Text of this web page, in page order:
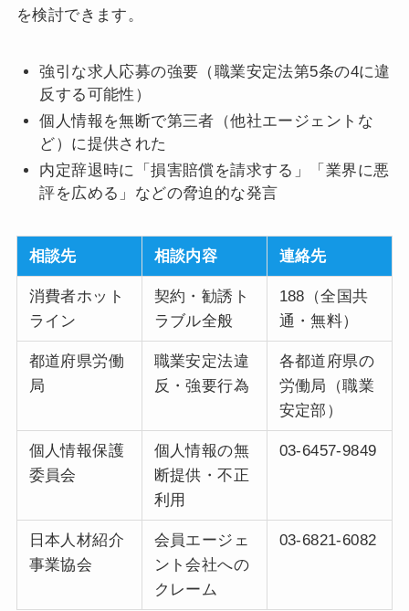
を検討できます。
強引な求人応募の強要（職業安定法第5条の4に違
反する可能性）
個人情報を無断で第三者（他社エージェントな
ど）に提供された
内定辞退時に「損害賠償を請求する」「業界に悪
評を広める」などの脅迫的な発言
相談先 相談内容 連絡先
消費者ホット
ライン
契約・勧誘ト
ラブル全般
188（全国共
通・無料）
都道府県労働
局
職業安定法違
反・強要行為
各都道府県の
労働局（職業
安定部）
個人情報保護
委員会
個人情報の無
断提供・不正
利用
03-6457-9849
日本人材紹介
事業協会
会員エージェ
ント会社への
クレーム
03-6821-6082